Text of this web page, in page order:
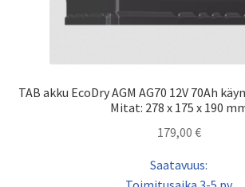
TAB akku EcoDry AGM AG70 12V 70Ah
Mitat: 278 x 175 x 190
179,00 €
Saatavuus: